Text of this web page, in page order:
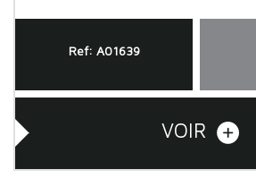
Ref: A01639
VOIR